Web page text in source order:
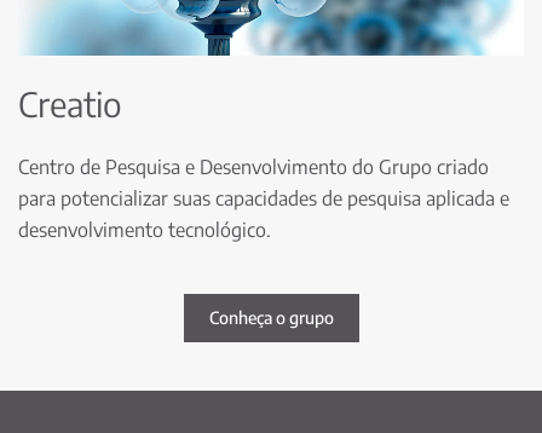
Creatio
Centro de Pesquisa e Desenvolvimento do Grupo criado
para potencializar suas capacidades de pesquisa aplicada e
desenvolvimento tecnológico.
Conheça o grupo